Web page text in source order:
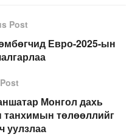
Post
Евро-2025-ын
Монгол дахь
төлөөллийг
уулзлаа